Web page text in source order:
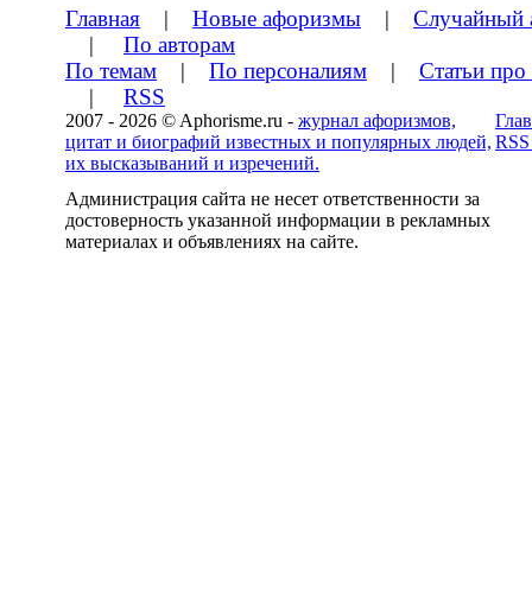
Главная | Новые афоризмы | Случайный
| По авторам
По темам | По персоналиям | Статьи
| RSS
2007 - 2026 © Aphorisme.ru - журнал афоризмов,
цитат и биографий известных и популярных людей,
их высказываний и изречений.
Администрация сайта не несет ответственности за
достоверность указанной информации в рекламных
материалах и объявлениях на сайте.